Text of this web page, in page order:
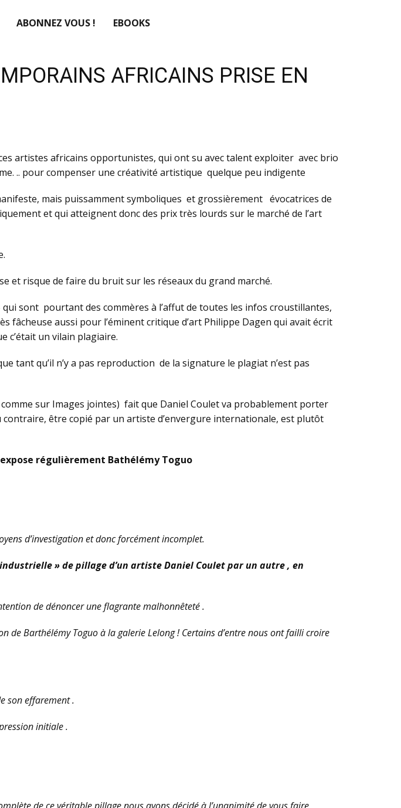
ABONNEZ VOUS ! EBOOKS
AFRICAINS PRISE EN
artistes africains opportunistes, qui ont su avec talent exploiter avec brio
.. pour compenser une créativité artistique quelque peu indigente
mais puissamment symboliques et grossièrement évocatrices de
et qui atteignent donc des prix très lourds sur le marché de l’art
et risque de faire du bruit sur les réseaux du grand marché.
sont pourtant des commères à l’affut de toutes les infos croustillantes,
aussi pour l’éminent critique d’art Philippe Dagen qui avait écrit
c’était un vilain plagiaire.
tant qu’il n’y a pas reproduction de la signature le plagiat n’est pas
sur Images jointes) fait que Daniel Coulet va probablement porter
contraire, être copié par un artiste d’envergure internationale, est plutôt
régulièrement Bathélémy Toguo
d’investigation et donc forcément incomplet.
» de pillage d’un artiste Daniel Coulet par un autre , en
de dénoncer une flagrante malhonnêteté .
de Barthélémy Toguo à la galerie Lelong ! Certains d’entre nous ont failli croire
son effarement .
initiale .